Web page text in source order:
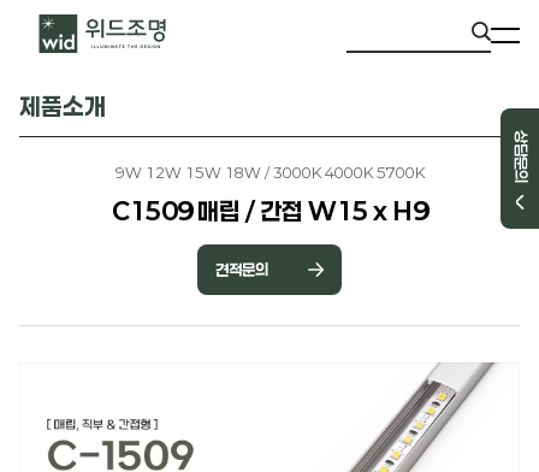
상담문의
제품소개
9W 12W 15W 18W / 3000K 4000K 5700K
C1509 매립 / 간접 W15 x H9
견적문의